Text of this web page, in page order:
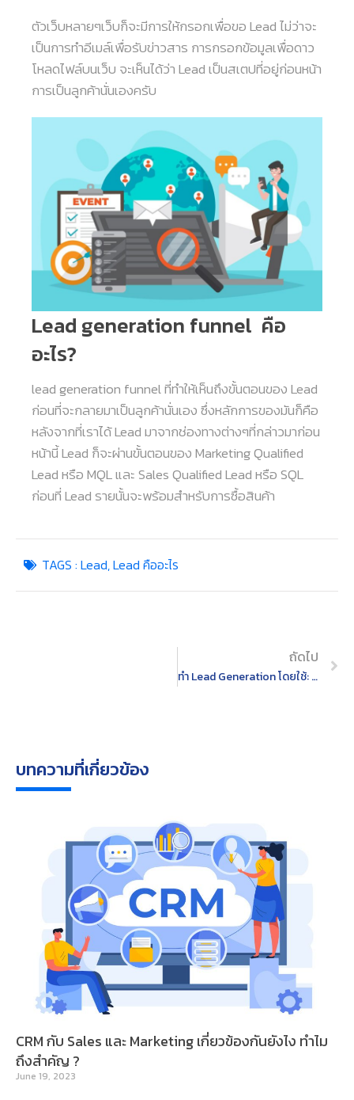
ตัวเว็บหลายๆเว็บก็จะมีการให้กรอกเพื่อขอ Lead ไม่ว่าจะ
เป็นการทำอีเมล์เพื่อรับข่าวสาร การกรอกข้อมูลเพื่อดาว
โหลดไฟล์บนเว็บ จะเห็นได้ว่า Lead เป็นสเตปที่อยู่ก่อนหน้า
การเป็นลูกค้านั่นเองครับ
Lead generation funnel คือ
อะไร?
lead generation funnel ที่ทำให้เห็นถึงขั้นตอนของ Lead
ก่อนที่จะกลายมาเป็นลูกค้านั่นเอง ซึ่งหลักการของมันก็คือ
หลังจากที่เราได้ Lead มาจากช่องทางต่างๆที่กล่าวมาก่อน
หน้านี้ Lead ก็จะผ่านขั้นตอนของ Marketing Qualified
Lead หรือ MQL และ Sales Qualified Lead หรือ SQL
ก่อนที่ Lead รายนั้นจะพร้อมสำหรับการซื้อสินค้า
TAGS : Lead,Lead คืออะไร
ถัดไป
ทำ Lead Generation โดยใช้: Line@ & Line Official Account
บทความที่เกี่ยวข้อง
CRM กับ Sales และ Marketing เกี่ยวข้องกันยังไง ทำไม
ถึงสำคัญ ?
June 19, 2023